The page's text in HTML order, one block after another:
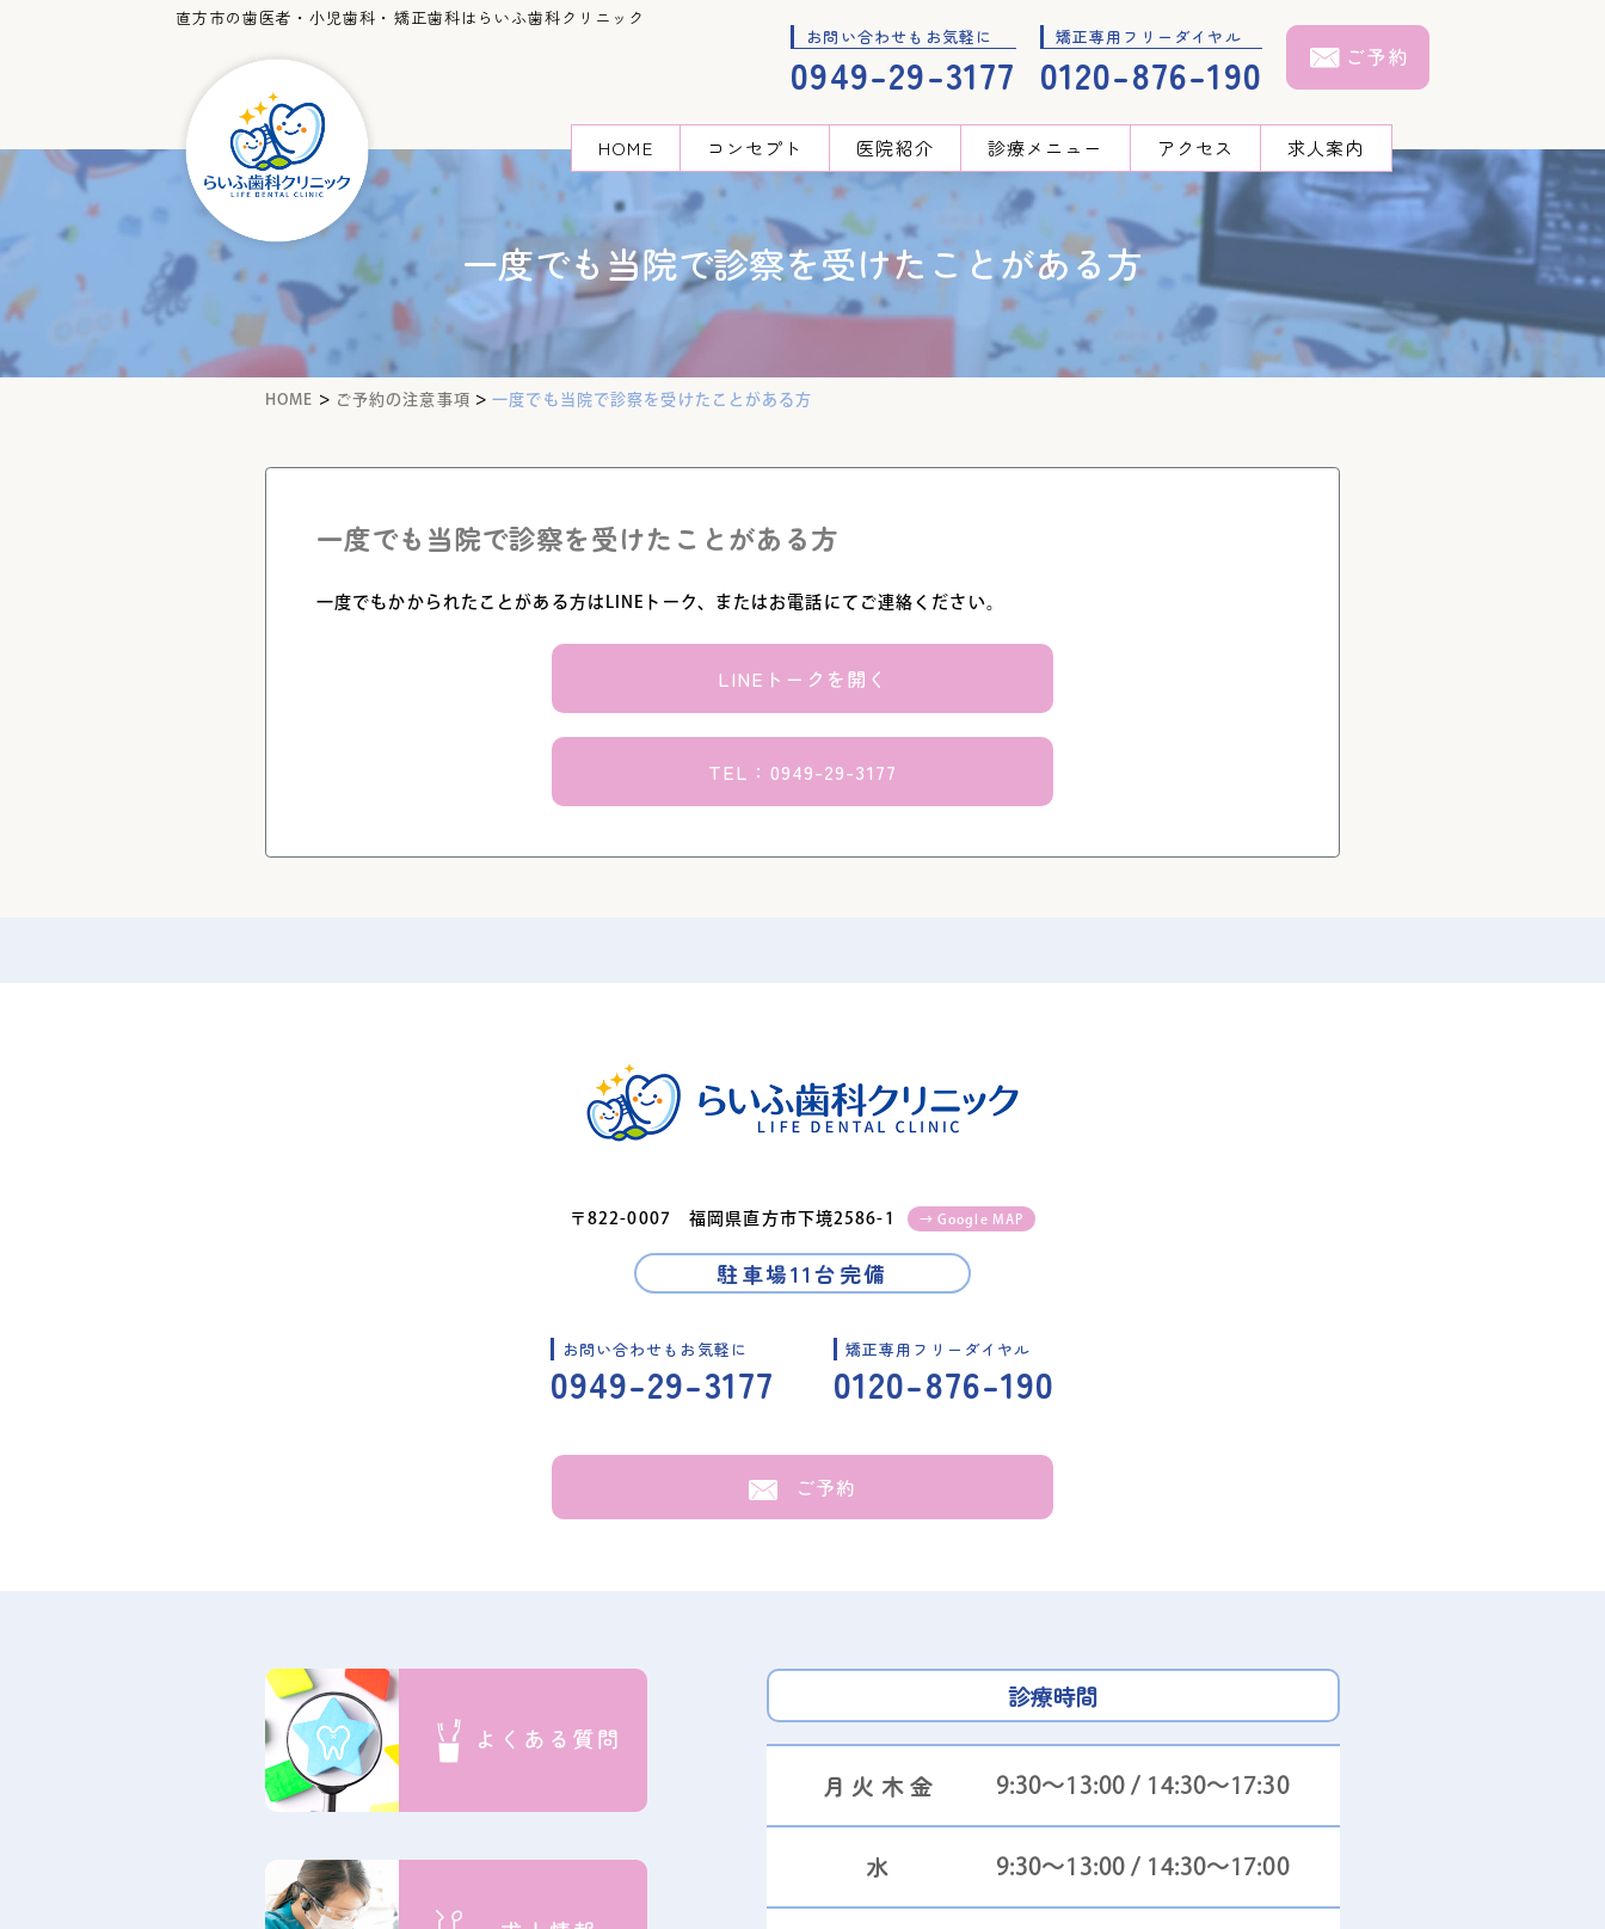
直方市の歯医者・小児歯科・矯正歯科はらいふ歯科クリニック
お問い合わせもお気軽に
0949-29-3177
矯正専用フリーダイヤル
0120-876-190
HOME コンセプト 医院紹介 診療メニュー アクセス 求人案内
一度でも当院で診察を受けたことがある方
HOME > ご予約の注意事項 >一度でも当院で診察を受けたことがある方
一度でも当院で診察を受けたことがある方
一度でもかかられたことがある方はLINEトーク、またはお電話にてご連絡ください。
LINEトークを開く
TEL：0949-29-3177
〒822-0007 福岡県直方市下境2586-1 → Google MAP
駐車場11台完備
お問い合わせもお気軽に
0949-29-3177
矯正専用フリーダイヤル
0120-876-190
ご予約
診療時間
月火木金 9:30～13:00 / 14:30～17:30
水 9:30～13:00 / 14:30～17:00